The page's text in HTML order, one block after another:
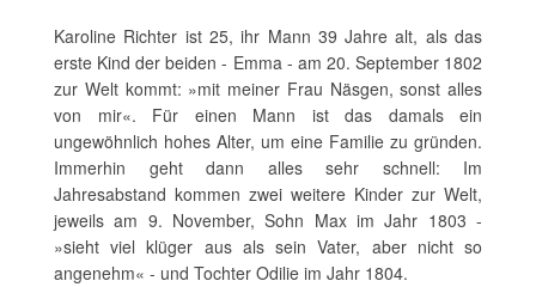
Karoline Richter ist 25, ihr Mann 39 Jahre alt, als das
erste Kind der beiden - Emma - am 20. September 1802
zur Welt kommt: »mit meiner Frau Näsgen, sonst alles
von mir«. Für einen Mann ist das damals ein
ungewöhnlich hohes Alter, um eine Familie zu gründen.
Immerhin geht dann alles sehr schnell: Im
Jahresabstand kommen zwei weitere Kinder zur Welt,
jeweils am 9. November, Sohn Max im Jahr 1803 -
»sieht viel klüger aus als sein Vater, aber nicht so
angenehm« - und Tochter Odilie im Jahr 1804.